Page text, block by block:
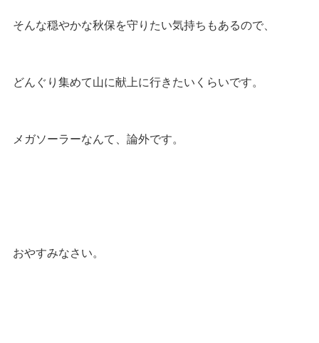
そんな穏やかな秋保を守りたい気持ちもあるので、
どんぐり集めて山に献上に行きたいくらいです。
メガソーラーなんて、論外です。
おやすみなさい。